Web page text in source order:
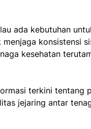
ada kebutuhan
konsistensi
kesehatan
terkini tentang
jejaring antar